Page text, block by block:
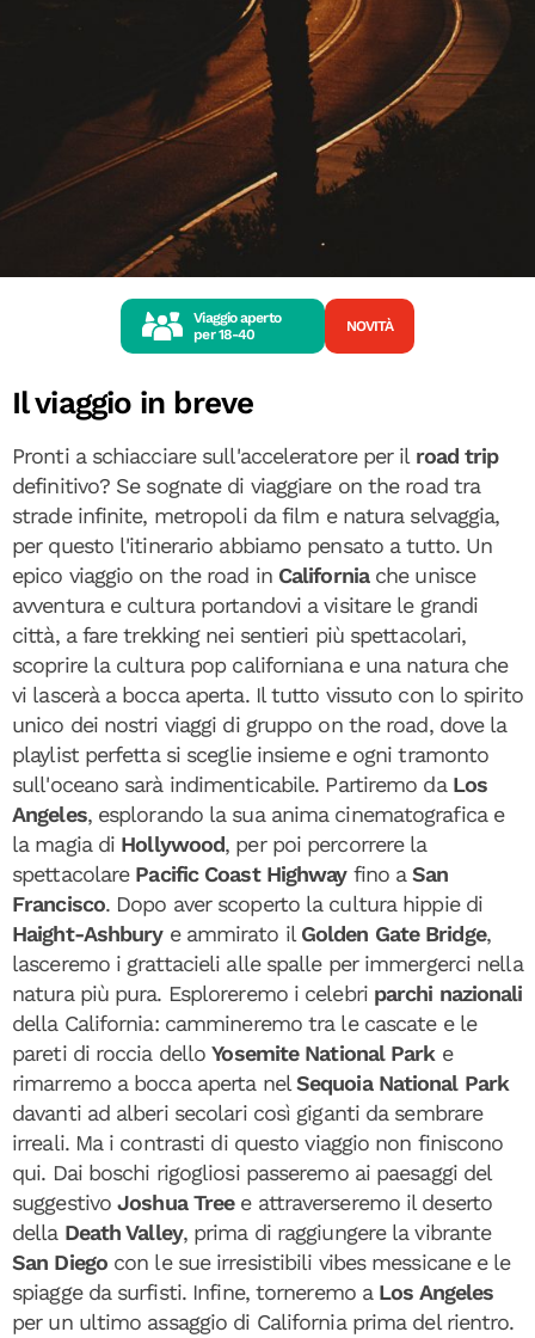
Viaggio aperto
per18-40
NOVITÀ
Il viaggio in breve
Pronti a schiacciare sull'acceleratore per il road trip
definitivo? Se sognate di viaggiare on the road tra
strade infinite, metropoli da film e natura selvaggia,
per questo l'itinerario abbiamo pensato a tutto. Un
epico viaggio on the road inCaliforniache unisce
avventura e cultura portandovi a visitare le grandi
città, a fare trekking nei sentieri più spettacolari,
scoprire la cultura pop californiana e una natura che
vi lascerà a bocca aperta. Il tutto vissuto con lo spirito
unico dei nostri viaggi di gruppo on the road, dove la
playlist perfetta si sceglie insieme e ogni tramonto
sull'oceano sarà indimenticabile. Partiremo da Los
Angeles, esplorando la sua anima cinematografica e
la magia di Hollywood, per poi percorrere la
spettacolarePacific Coast Highwayfino aSan
Francisco. Dopo aver scoperto la cultura hippie di
Haight-Ashburye ammirato il Golden Gate Bridge,
lasceremo i grattacieli alle spalle per immergerci nella
natura più pura. Esploreremo i celebri parchi nazionali
della California: cammineremo tra le cascate e le
pareti di roccia delloYosemite National Park e
rimarremo a bocca aperta nel Sequoia National Park
davanti ad alberi secolari così giganti da sembrare
irreali. Ma i contrasti di questo viaggio non finiscono
qui. Dai boschi rigogliosi passeremo ai paesaggi del
suggestivoJoshua Treee attraverseremo il deserto
della Death Valley, prima di raggiungere la vibrante
San Diegocon le sue irresistibili vibes messicane e le
spiagge da surfisti. Infine, torneremo a Los Angeles
per un ultimo assaggio di California prima del rientro.